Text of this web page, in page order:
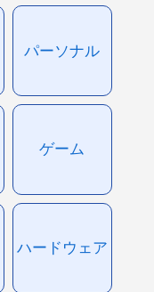
パーソナル
ゲーム
ハードウェア